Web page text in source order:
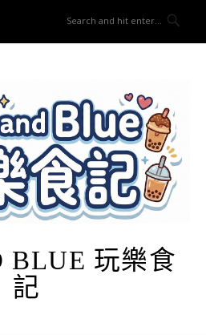
BLUE 玩樂食
記